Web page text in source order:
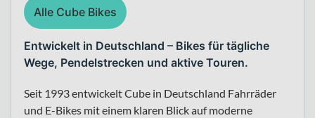
Alle Cube Bikes
Entwickelt in Deutschland – Bikes für tägliche
Wege, Pendelstrecken und aktive Touren.
Seit 1993 entwickelt Cube in Deutschland Fahrräder
und E-Bikes mit einem klaren Blick auf moderne